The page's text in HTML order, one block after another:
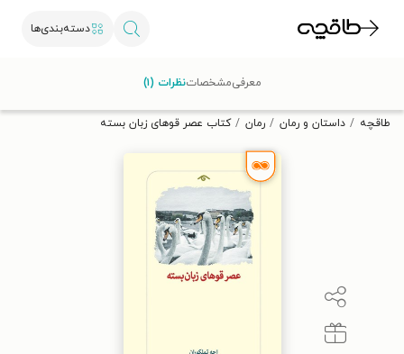
دسته‌بندی‌ها
تخفیف از طاقچه دریافت کن.
طاقچه داستان و رمان رمان کتاب عصر قوهای زبان بسته
معرفیمشخصاتنظرات (۱)